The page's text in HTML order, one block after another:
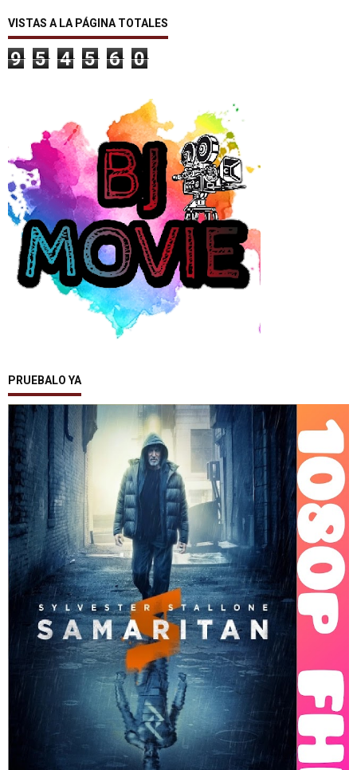
VISTAS A LA PÁGINA TOTALES
9 5 4 5 6 0
PRUEBALO YA